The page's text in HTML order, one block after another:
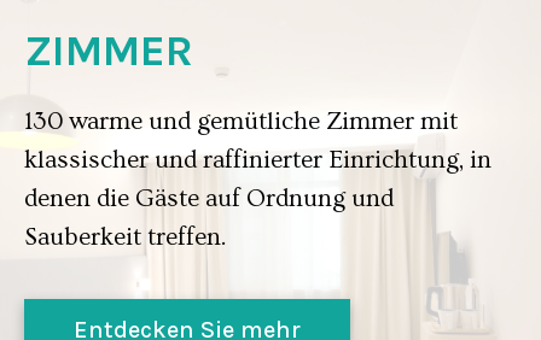
ZIMMER
130 warme und gemütliche Zimmer mit
klassischer und raffinierter Einrichtung, in
denen die Gäste auf Ordnung und
Sauberkeit treffen.
Entdecken Sie mehr